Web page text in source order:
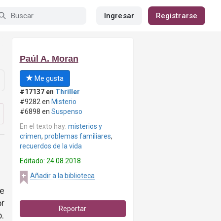
Ingresar Registrarse
Paúl A. Moran
Me gusta
#17137 en Thriller
#9282 en Misterio
#6898 en Suspenso
En el texto hay: misterios y
crimen, problemas familiares,
recuerdos de la vida
Editado: 24.08.2018
Añadir a la biblioteca
Reportar